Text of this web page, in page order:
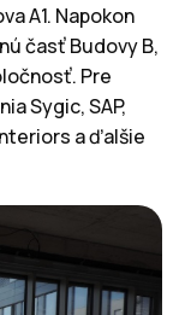
A1. Napokon
časť Budovy B,
Pre
Sygic, SAP,
a ďalšie